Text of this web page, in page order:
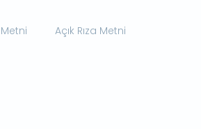
Açık Rıza Metni